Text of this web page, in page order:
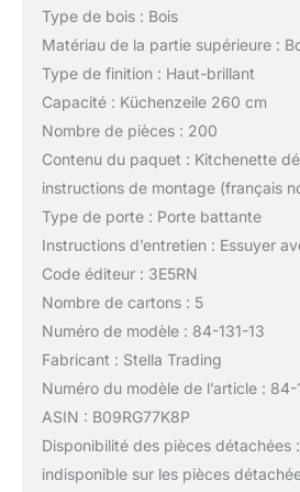
Type de bois : Bois
Matériau de la partie supérieure :
Type de finition : Haut-brillant
Capacité : Küchenzeile 260 cm
Nombre de pièces : 200
Contenu du paquet : Kitchenette
instructions de montage (français
Type de porte : Porte battante
Instructions d’entretien : Essuyer
Code éditeur : 3E5RN
Nombre de cartons : 5
Numéro de modèle : 84-131-13
Fabricant : Stella Trading
Numéro du modèle de l’article : 84-
ASIN : B09RG77K8P
Disponibilité des pièces détachées
indisponible sur les pièces